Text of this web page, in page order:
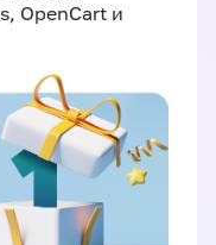
OpenCart и